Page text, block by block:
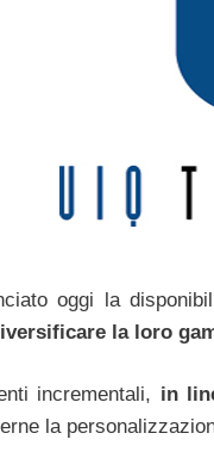
oggi la
la loro
incrementali, in
la